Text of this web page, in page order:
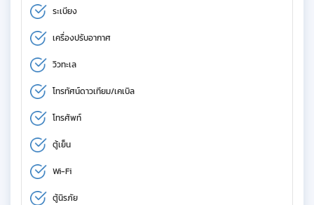
ระเบียง
เครื่องปรับอากาศ
วิวทะเล
โทรทัศน์ดาวเทียม/เคเบิล
โทรศัพท์
ตู้เย็น
Wi-Fi
ตู้นิรภัย